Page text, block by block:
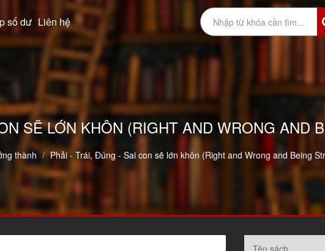
số dư Liên hệ
SẼ LỚN KHÔN (RIGHT AND WRONG AND
thành Phải - Trái, Đúng - Sai con sẽ lớn khôn (Right and Wrong and Being